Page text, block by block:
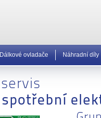
Dálkové ovladače Náhradní díly